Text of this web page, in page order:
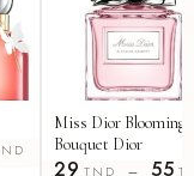
Miss Dior Blooming
Bouquet Dior
29 TND – 55